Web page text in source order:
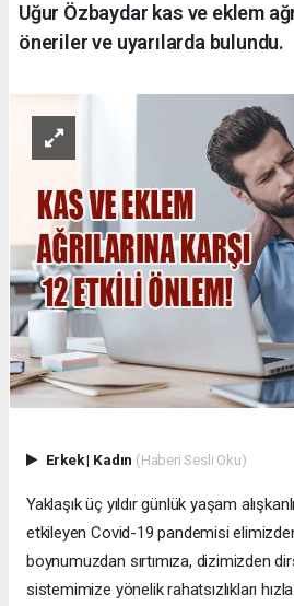
Uğur Özbaydar kas ve eklem
öneriler ve uyarılarda bulundu.
Erkek| Kadın (Haberi Sesli Oku)
Yaklaşık üç yıldır günlük yaşam
etkileyen Covid-19 pandemisi
boynumuzdan sırtımıza, dizimizden
sistemimize yönelik rahatsızlıkları